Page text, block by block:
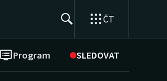
ČT
Program SLEDOVAT